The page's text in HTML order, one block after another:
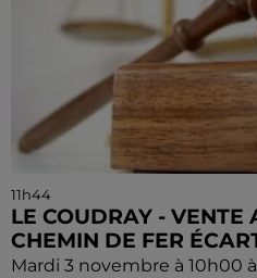
11h44
LE COUDRAY - VENTE
CHEMIN DE FER
Mardi 3 novembre à 10h00